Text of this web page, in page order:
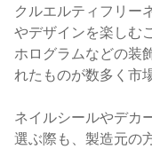
クルエルティフリー
やデザインを楽しむ
ホログラムなどの装
れたものが数多く市
ネイルシールやデカ
選ぶ際も、製造元の